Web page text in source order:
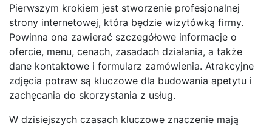
Pierwszym krokiem jest stworzenie profesjonalnej
strony internetowej, która będzie wizytówką firmy.
Powinna ona zawierać szczegółowe informacje o
ofercie, menu, cenach, zasadach działania, a także
dane kontaktowe i formularz zamówienia. Atrakcyjne
zdjęcia potraw są kluczowe dla budowania apetytu i
zachęcania do skorzystania z usług.
W dzisiejszych czasach kluczowe znaczenie mają